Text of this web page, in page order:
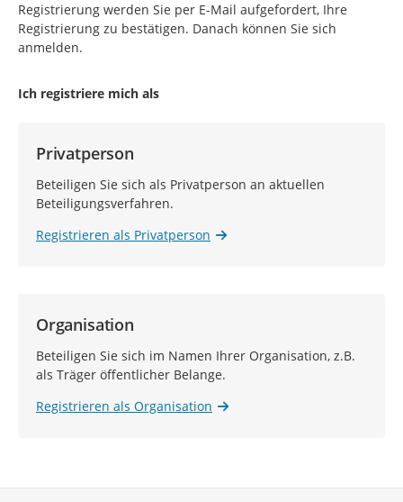
Registrierung werden Sie per E-Mail aufgefordert, Ihre
Registrierung zu bestätigen. Danach können Sie sich
anmelden.
Ich registriere mich als
Privatperson
Beteiligen Sie sich als Privatperson an aktuellen
Beteiligungsverfahren.
Registrieren als Privatperson
Organisation
Beteiligen Sie sich im Namen Ihrer Organisation, z.B.
als Träger öffentlicher Belange.
Registrieren als Organisation